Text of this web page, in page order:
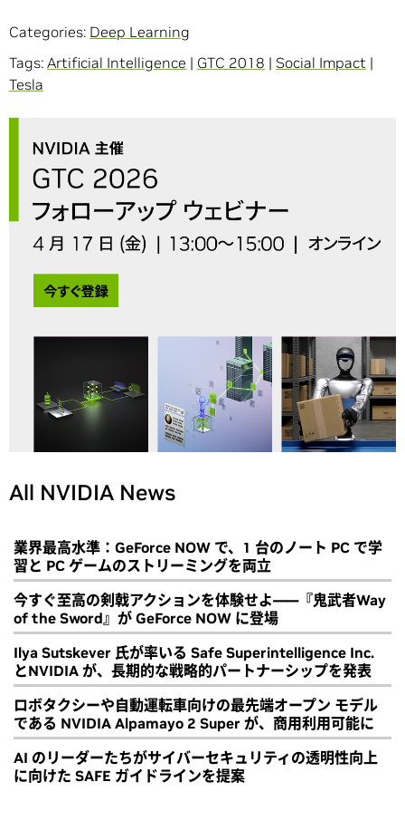
Categories: Deep Learning
Tags: Artificial Intelligence | GTC 2018 | Social Impact |
Tesla
All NVIDIA News
業界最高水準：GeForce NOW で、1 台のノート PC で学
習と PC ゲームのストリーミングを両立
今すぐ至高の剣戟アクションを体験せよ――『鬼武者Way
of the Sword』が GeForce NOW に登場
Ilya Sutskever 氏が率いる Safe Superintelligence Inc.
とNVIDIA が、長期的な戦略的パートナーシップを発表
ロボタクシーや自動運転車向けの最先端オープン モデル
である NVIDIA Alpamayo 2 Super が、商用利用可能に
AI のリーダーたちがサイバーセキュリティの透明性向上
に向けた SAFE ガイドラインを提案